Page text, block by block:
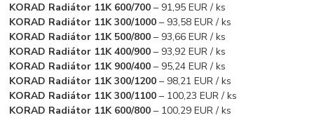
KORAD Radiátor 11K 600/700 – 91,95 EUR / ks
KORAD Radiátor 11K 300/1000 – 93,58 EUR / ks
KORAD Radiátor 11K 500/800 – 93,66 EUR / ks
KORAD Radiátor 11K 400/900 – 93,92 EUR / ks
KORAD Radiátor 11K 900/400 – 95,24 EUR / ks
KORAD Radiátor 11K 300/1200 – 98,21 EUR / ks
KORAD Radiátor 11K 300/1100 – 100,23 EUR / ks
KORAD Radiátor 11K 600/800 – 100,29 EUR / ks